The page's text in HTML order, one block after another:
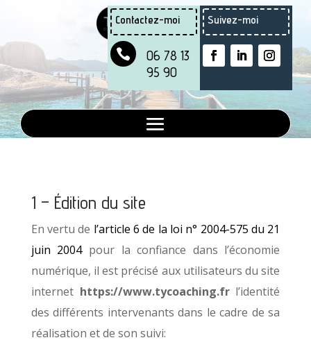
Contactez-moi

06 78 13
95 90
Suivez-moi
Contactez-moi

06 78 13
95 90
Suivez-moi
1 – Édition du site
En vertu de l’article 6 de la loi n° 2004-575 du 21
juin 2004 pour la confiance dans l’économie
numérique, il est précisé aux utilisateurs du site
internet https://www.tycoaching.fr l’identité
des différents intervenants dans le cadre de sa
réalisation et de son suivi: